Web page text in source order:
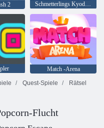
2 Schmetterlings Kyodai HD
Match -Arena
Quest-Spiele
Rätsel
Flucht